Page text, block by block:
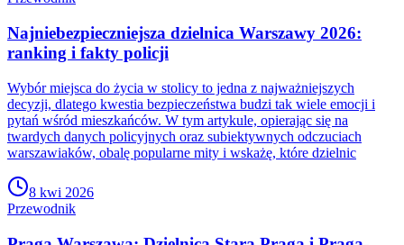
Najniebezpieczniejsza dzielnica Warszawy 2026:
ranking i fakty policji
Wybór miejsca do życia w stolicy to jedna z najważniejszych
decyzji, dlatego kwestia bezpieczeństwa budzi tak wiele emocji i
pytań wśród mieszkańców. W tym artykule, opierając się na
twardych danych policyjnych oraz subiektywnych odczuciach
warszawiaków, obalę popularne mity i wskażę, które dzielnic
8 kwi 2026
Przewodnik